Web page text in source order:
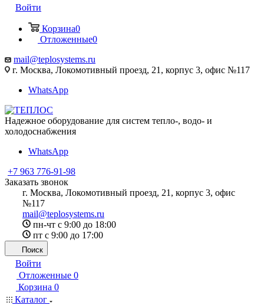
Войти
Корзина0
Отложенные0
mail@teplosystems.ru
г. Москва, Локомотивный проезд, 21, корпус 3, офис №117
WhatsApp
Надежное оборудование для систем тепло-, водо- и
холодоснабжения
WhatsApp
+7 963 776-91-98
Заказать звонок
г. Москва, Локомотивный проезд, 21, корпус 3, офис
№117
mail@teplosystems.ru
пн-чт с 9:00 до 18:00
пт с 9:00 до 17:00
Поиск
Войти
Отложенные 0
Корзина 0
Каталог